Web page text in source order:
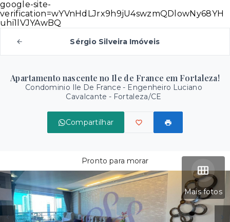
google-site-
verification=wYVnHdLJrx9h9jU4swzmQDlowNy68YH
uhi1lVJYAwBQ
Sérgio Silveira Imóveis
Apartamento nascente no Ile de France em Fortaleza!
Condominio Ile De France - Engenheiro Luciano
Cavalcante - Fortaleza/CE
Compartilhar
Mais fotos
Pronto para morar